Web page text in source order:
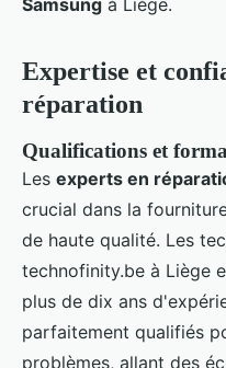
Expertise et
réparation
Qualifications et
Les experts en
crucial dans la
de haute qualité. Les
technofinity.be à Liège
plus de dix ans
parfaitement qualifiés
problèmes, allant des